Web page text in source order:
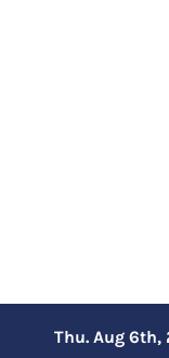
Thu. Aug 6th,